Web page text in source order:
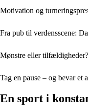
Motivation og
Fra pub til verdensscene:
Mønstre eller
Tag en pause – og bevar
En sport i